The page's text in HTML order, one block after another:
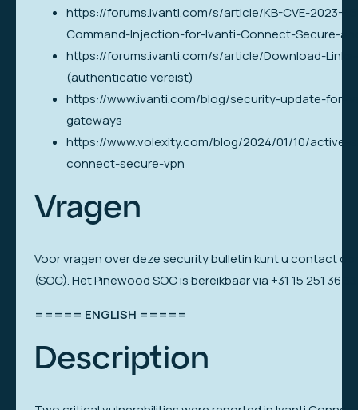
https://forums.ivanti.com/s/article/KB-CVE-2023-
Command-Injection-for-Ivanti-Connect-Secure-
https://forums.ivanti.com/s/article/Download-
(authenticatie vereist)
https://www.ivanti.com/blog/security-update-for-
gateways
https://www.volexity.com/blog/2024/01/10/
connect-secure-vpn
Vragen
Voor vragen over deze security bulletin kunt u contact
(SOC). Het Pinewood SOC is bereikbaar via +31 15 251 36
===== ENGLISH =====
Description